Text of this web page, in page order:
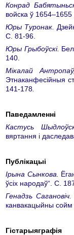
Конрад
войска ў 1654–1655
Юры Туронак.
С. 81-96.
Юры Грыбоўскі.
140.
Мікалай
Этнаканфесійныя
141-178
Паведамленні
Кастусь
вяртання і
Публікацыі
Ірына Сынкова.
ўсіх народаў“. С.
Генадзь Сагановіч.
канвакацыйны сойм
Гістарыяграфія